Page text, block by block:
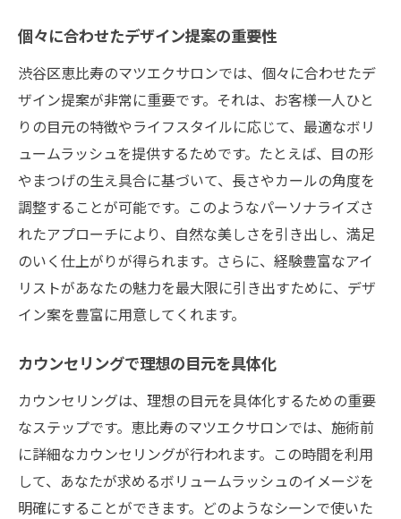
個々に合わせたデザイン提案の重要性
渋谷区恵比寿のマツエクサロンでは、個々に合わせたデ
ザイン提案が非常に重要です。それは、お客様一人ひと
りの目元の特徴やライフスタイルに応じて、最適なボリ
ュームラッシュを提供するためです。たとえば、目の形
やまつげの生え具合に基づいて、長さやカールの角度を
調整することが可能です。このようなパーソナライズさ
れたアプローチにより、自然な美しさを引き出し、満足
のいく仕上がりが得られます。さらに、経験豊富なアイ
リストがあなたの魅力を最大限に引き出すために、デザ
イン案を豊富に用意してくれます。
カウンセリングで理想の目元を具体化
カウンセリングは、理想の目元を具体化するための重要
なステップです。恵比寿のマツエクサロンでは、施術前
に詳細なカウンセリングが行われます。この時間を利用
して、あなたが求めるボリュームラッシュのイメージを
明確にすることができます。どのようなシーンで使いた